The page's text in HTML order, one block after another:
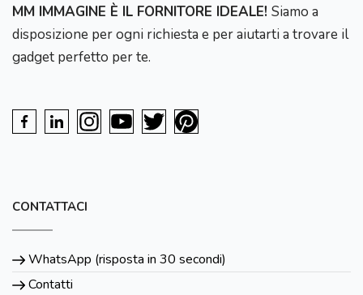
MM IMMAGINE È IL FORNITORE IDEALE! Siamo a
disposizione per ogni richiesta e per aiutarti a trovare il
gadget perfetto per te.
CONTATTACI
WhatsApp (risposta in 30 secondi)
Contatti